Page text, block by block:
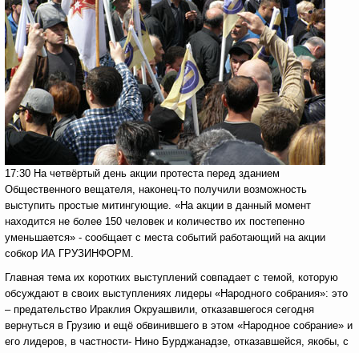
17:30 На четвёртый день акции протеста перед зданием
Общественного вещателя, наконец-то получили возможность
выступить простые митингующие. «На акции в данный момент
находится не более 150 человек и количество их постепенно
уменьшается» - сообщает с места событий работающий на акции
собкор ИА ГРУЗИНФОРМ.
Главная тема их коротких выступлений совпадает с темой, которую
обсуждают в своих выступлениях лидеры «Народного собрания»: это
– предательство Ираклия Окруашвили, отказавшегося сегодня
вернуться в Грузию и ещё обвинившего в этом «Народное собрание» и
его лидеров, в частности- Нино Бурджанадзе, отказавшейся, якобы, с